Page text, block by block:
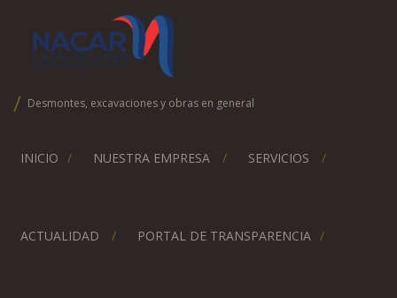
Desmontes, excavaciones y obras en general
INICIO NUESTRA EMPRESA SERVICIOS
ACTUALIDAD PORTAL DE TRANSPARENCIA